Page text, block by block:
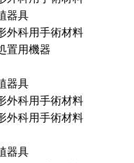
器具
外科用手術材料
置用機器
器具
外科用手術材料
外科用手術材料
器具